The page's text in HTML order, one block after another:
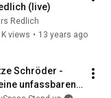
(live)
Redlich
views • 13 years ago
Schröder -
unfassbaren